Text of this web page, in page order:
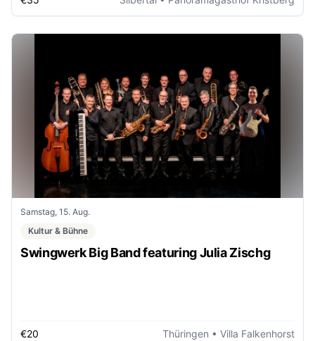
Samstag, 15. Aug.
Kultur & Bühne
Swingwerk Big Band featuring Julia Zischg
€20 Thüringen • Villa Falkenhorst